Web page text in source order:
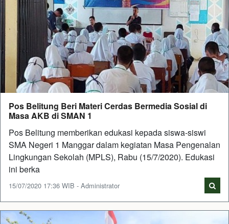
Pos Belitung Beri Materi Cerdas Bermedia Sosial di
Masa AKB di SMAN 1
Pos Belitung memberikan edukasi kepada siswa-siswi
SMA Negeri 1 Manggar dalam kegiatan Masa Pengenalan
Lingkungan Sekolah (MPLS), Rabu (15/7/2020). Edukasi
ini berka
15/07/2020 17:36 WIB - Administrator